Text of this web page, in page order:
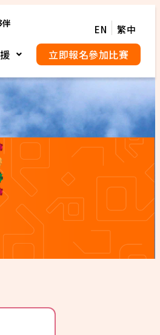
EN 繁中
立即報名參加比賽